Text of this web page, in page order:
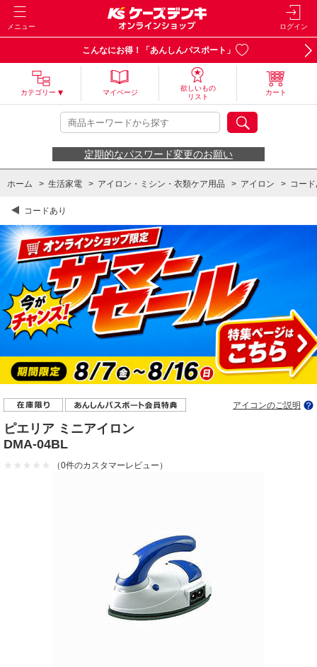
メニュー ログイン
こんなにお得！「あんしんパスポート」
カテゴリー マイページ
欲しいもの
リスト
カート
定期的なパスワード変更のお願い
ホーム > 生活家電 > アイロン・ミシン・衣類ケア用品 > アイロン > コー
コードあり
アイコンのご説明
ピエリア ミニアイロン
DMA-04BL
（0件のカスタマーレビュー）